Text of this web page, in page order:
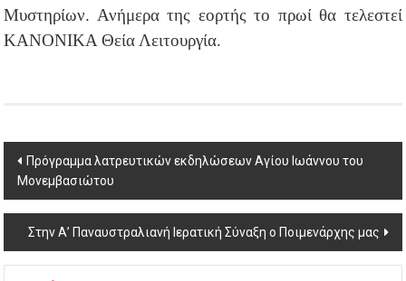
Μυστηρίων. Ανήμερα της εορτής το πρωί θα τελεστεί
ΚΑΝΟΝΙΚΑ Θεία Λειτουργία.
Post
navigation
Πρόγραμμα λατρευτικών εκδηλώσεων Αγίου Ιωάννου του
Μονεμβασιώτου
Στην Α’ Παναυστραλιανή Ιερατική Σύναξη ο Ποιμενάρχης μας